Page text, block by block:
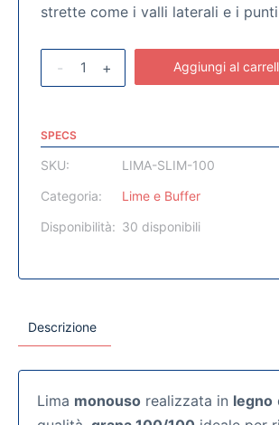
strette come i valli laterali e i
- + Aggiungi al
SPECS
SKU:
LIMA-SLIM-100
Categoria:
Lime e Buffer
Disponibilità: 30 disponibili
Descrizione
Lima monouso realizzata in legno